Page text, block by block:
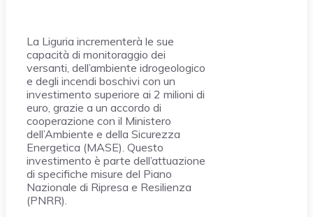
La Liguria incrementerà le sue
capacità di monitoraggio dei
versanti, dell’ambiente idrogeologico
e degli incendi boschivi con un
investimento superiore ai 2 milioni di
euro, grazie a un accordo di
cooperazione con il Ministero
dell’Ambiente e della Sicurezza
Energetica (MASE). Questo
investimento è parte dell’attuazione
di specifiche misure del Piano
Nazionale di Ripresa e Resilienza
(PNRR).